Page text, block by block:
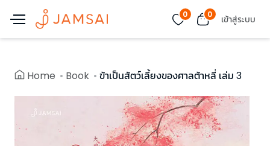
0 0 เข้าสู่ระบบ
Home Book ข้าเป็นสัตว์เลี้ยงของศาลต้าหลี่ เล่ม 3